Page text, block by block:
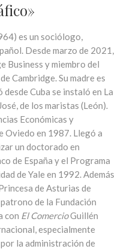
es un sociólogo,
Desde marzo de 2021,
Business y miembro del
Cambridge. Su madre es
Cuba se instaló en La
de los maristas (León).
Económicas y
Oviedo en 1987. Llegó a
un doctorado en
de España y el Programa
de Yale en 1992. Además
de Asturias de
de la Fundación
con El ComercioGuillén
especialmente
la administración de